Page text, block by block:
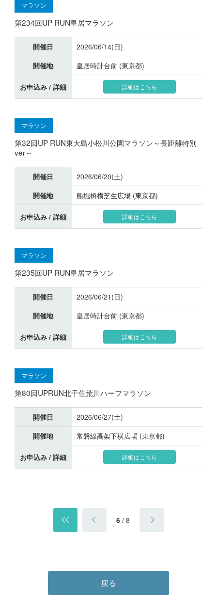
マラソン
第234回UP RUN皇居マラソン
開催日
2026/06/14(日)
開催地
皇居時計台前 (東京都)
お申込み / 詳細 詳細はこちら
マラソン
第32回UP RUN東大島小松川公園マラソン～長距離特別
ver～
開催日
2026/06/20(土)
開催地
船堀橋横芝生広場 (東京都)
お申込み / 詳細 詳細はこちら
マラソン
第235回UP RUN皇居マラソン
開催日
2026/06/21(日)
開催地
皇居時計台前 (東京都)
お申込み / 詳細 詳細はこちら
マラソン
第80回UPRUN北千住荒川ハーフマラソン
開催日
2026/06/27(土)
開催地
常磐線高架下横広場 (東京都)
お申込み / 詳細 詳細はこちら
6 / 8
戻る